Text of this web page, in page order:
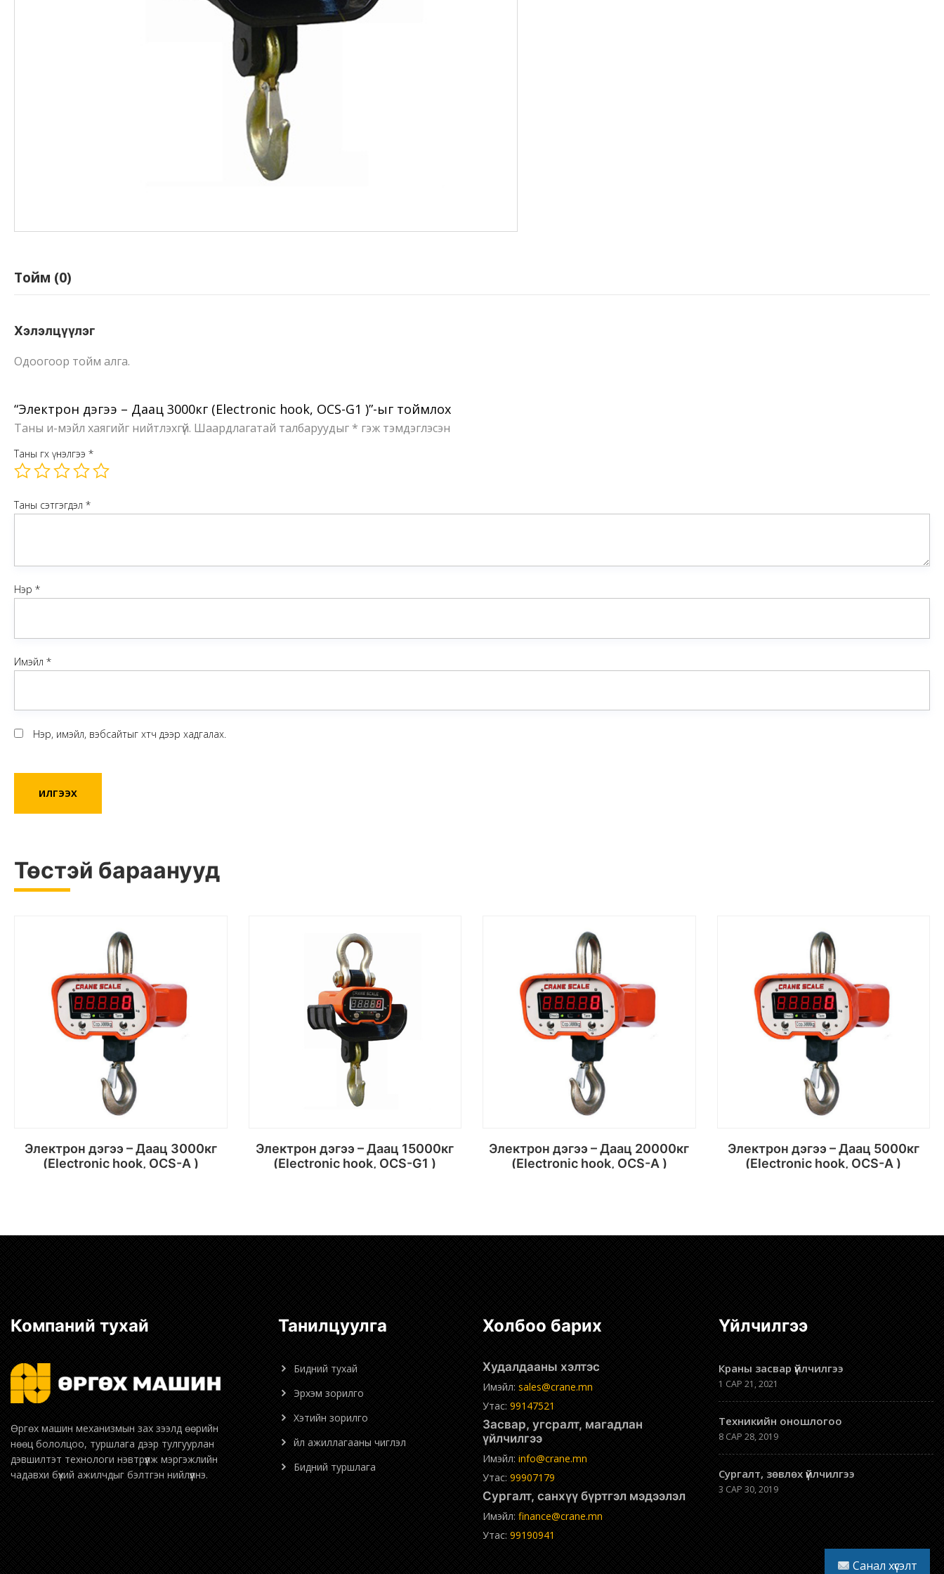
Тойм (0)
Хэлэлцүүлэг
Одоогоор тойм алга.
“Электрон дэгээ – Даац 3000кг (Electronic hook, OCS-G1 )”-ыг тоймлох
Таны и-мэйл хаягийг нийтлэхгүй. Шаардлагатай талбаруудыг * гэж тэмдэглэсэн
Таны өгөх үнэлгээ *
Таны сэтгэгдэл *
Нэр *
Имэйл *
Нэр, имэйл, вэбсайтыг хөтөч дээр хадгалах.
Төстэй бараанууд
Электрон дэгээ – Даац 3000кг
(Electronic hook, OCS-A )
Электрон дэгээ – Даац 15000кг
(Electronic hook, OCS-G1 )
Электрон дэгээ – Даац 20000кг
(Electronic hook, OCS-A )
Электрон дэгээ – Даац 5000кг
(Electronic hook, OCS-A )
Компаний тухай
Өргөх машин механизмын зах зээлд өөрийн
нөөц бололцоо, туршлага дээр тулгуурлан
дэвшилтэт технологи нэвтрүүлж мэргэжлийн
чадавхи бүхий ажилчдыг бэлтгэн нийлүүлнэ.
Танилцуулга
Бидний тухай
Эрхэм зорилго
Хэтийн зорилго
Үйл ажиллагааны чиглэл
Бидний туршлага
Холбоо барих
Худалдааны хэлтэс
Имэйл: sales@crane.mn
Утас: 99147521
Засвар, угсралт, магадлан
үйлчилгээ
Имэйл: info@crane.mn
Утас: 99907179
Сургалт, санхүү бүртгэл мэдээлэл
Имэйл: finance@crane.mn
Утас: 99190941
Үйлчилгээ
Краны засвар үйлчилгээ
1 САР 21, 2021
Техникийн оношлогоо
8 САР 28, 2019
Сургалт, зөвлөх үйлчилгээ
3 САР 30, 2019
Санал хүсэлт